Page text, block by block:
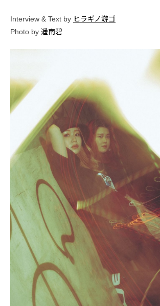
Interview & Text by ヒラギノ游ゴ
Photo by 遥南碧